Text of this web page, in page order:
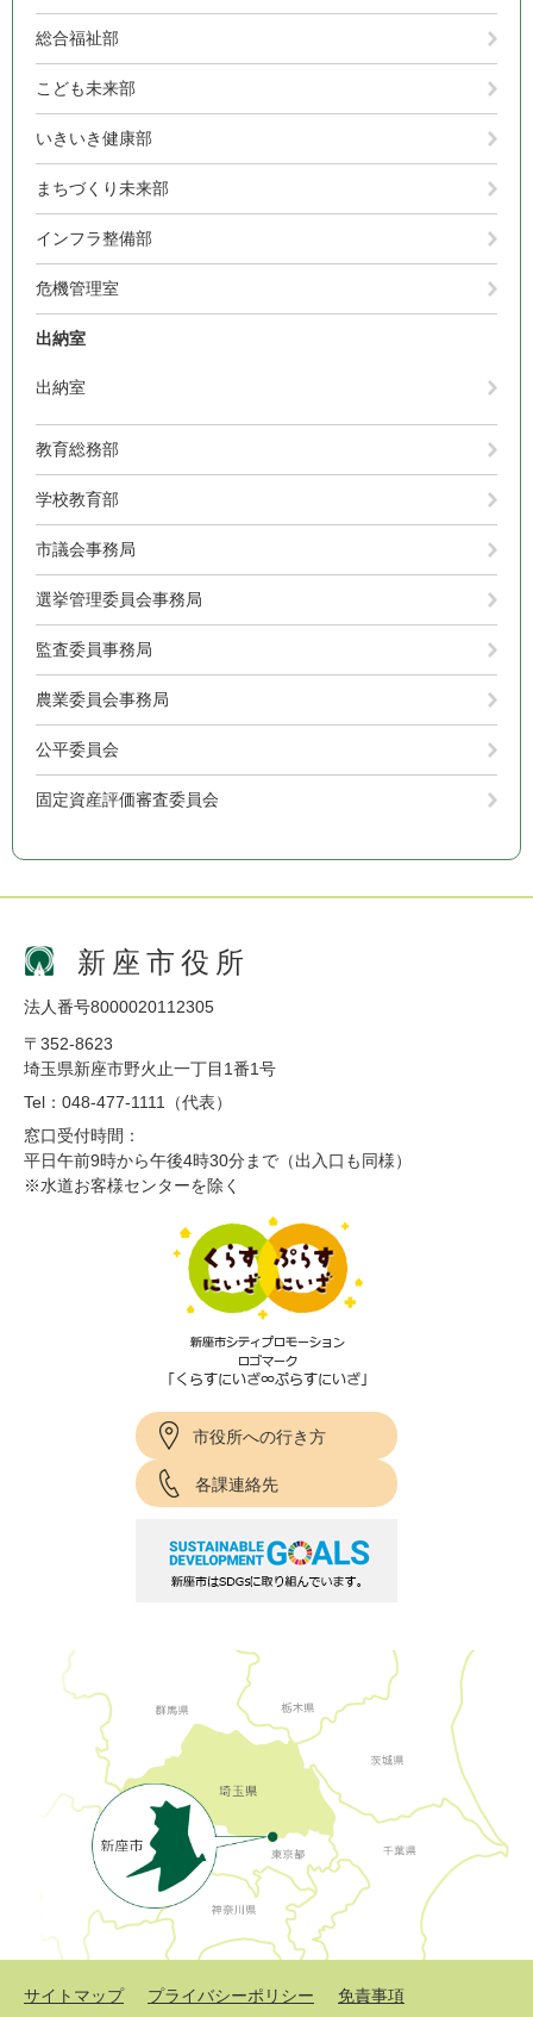
総合福祉部
こども未来部
いきいき健康部
まちづくり未来部
インフラ整備部
危機管理室
出納室
出納室
教育総務部
学校教育部
市議会事務局
選挙管理委員会事務局
監査委員事務局
農業委員会事務局
公平委員会
固定資産評価審査委員会
新座市役所
法人番号8000020112305
〒352-8623
埼玉県新座市野火止一丁目1番1号
Tel：048-477-1111（代表）
窓口受付時間：
平日午前9時から午後4時30分まで（出入口も同様）
※水道お客様センターを除く
市役所への行き方
各課連絡先
サイトマップ プライバシーポリシー 免責事項